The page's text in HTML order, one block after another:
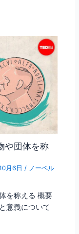
や団体を称
月6日 / ノーベル
を称える 概要
意義について